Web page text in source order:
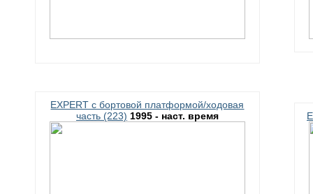
EXPERT c бортовой платформой/ходовая
часть (223) 1995 - наст. время